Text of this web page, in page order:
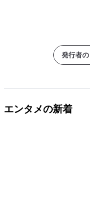
発行者
エンタメの新着